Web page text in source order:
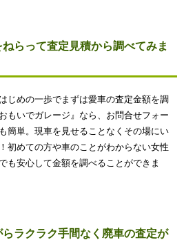
らって査定見積から調べてみま
じめの一歩でまずは愛車の査定金額を調
もいでガレージ』なら、お問合せフォー
簡単。現車を見せることなくその場にい
初めての方や車のことがわからない女性
も安心して金額を調べることができま
ラクラク手間なく廃車の査定が